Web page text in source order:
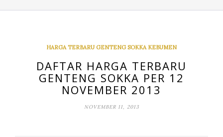
HARGA TERBARU GENTENG SOKKA KEBUMEN
DAFTAR HARGA TERBARU
GENTENG SOKKA PER 12
NOVEMBER 2013
NOVEMBER 11, 2013